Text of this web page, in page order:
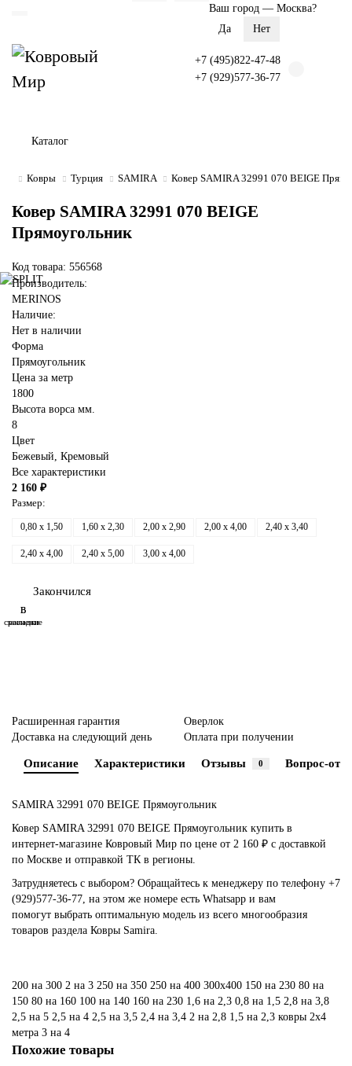
Ваш город — Москва?
+7 (495)822-47-48
+7 (929)577-36-77
Каталог
Ковры Турция SAMIRA Ковер SAMIRA 32991 070 BEIGE
Ковер SAMIRA 32991 070 BEIGE
Прямоугольник
Код товара: 556568
Производитель:
MERINOS
Наличие:
Нет в наличии
Форма
Прямоугольник
Цена за метр
1800
Высота ворса мм.
8
Цвет
Бежевый, Кремовый
Все характеристики
2 160 ₽
Размер:
0,80 x 1,50 1,60 x 2,30 2,00 x 2,90 2,00 x 4,00 2,40 x 3,40
2,40 x 4,00 2,40 x 5,00 3,00 x 4,00
Закончился
В
закладки
В
сравнение
Расширенная гарантия
Оверлок
Доставка на следующий день
Оплата при получении
Описание Характеристики Отзывы 0 Вопрос-
SAMIRA 32991 070 BEIGE Прямоугольник
Ковер SAMIRA 32991 070 BEIGE Прямоугольник купить в
интернет-магазине Ковровый Мир по цене от 2 160 ₽ с доставкой
по Москве и отправкой ТК в регионы.
Затрудняетесь с выбором? Обращайтесь к менеджеру по телефону +7
(929)577-36-77, на этом же номере есть Whatsapp и вам
помогут выбрать оптимальную модель из всего многообразия
товаров раздела Ковры Samira.
200 на 300 2 на 3 250 на 350 250 на 400 300х400 150 на 230 80 на
150 80 на 160 100 на 140 160 на 230 1,6 на 2,3 0,8 на 1,5 2,8 на 3,8
2,5 на 5 2,5 на 4 2,5 на 3,5 2,4 на 3,4 2 на 2,8 1,5 на 2,3 ковры 2х4
метра 3 на 4
Похожие товары